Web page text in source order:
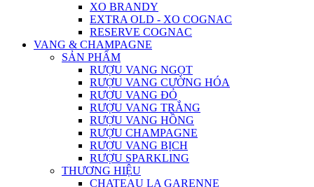
XO BRANDY
EXTRA OLD - XO COGNAC
RESERVE COGNAC
VANG & CHAMPAGNE
SẢN PHẨM
RƯỢU VANG NGỌT
RƯỢU VANG CƯỜNG HÓA
RƯỢU VANG ĐỎ
RƯỢU VANG TRẮNG
RƯỢU VANG HỒNG
RƯỢU CHAMPAGNE
RƯỢU VANG BỊCH
RƯỢU SPARKLING
THƯƠNG HIỆU
CHATEAU LA GARENNE